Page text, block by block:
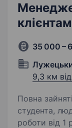
35 000 –
9,3 км
Повна
студента,
роботи від 1 року. Запрошуємо